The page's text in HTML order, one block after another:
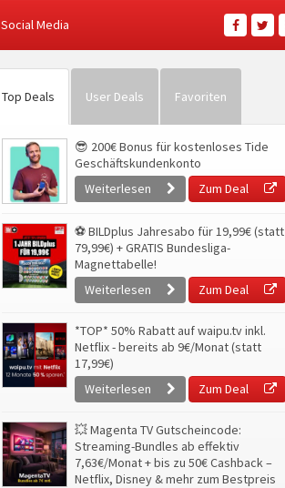
Social Media
Top Deals User Deals Favoriten
😎 200€ Bonus für kostenloses Tide
Geschäftskundenkonto
Weiterlesen
Zum Deal
⚽ BILDplus Jahresabo für 19,99€ (statt
79,99€) + GRATIS Bundesliga-
Magnettabelle!
Weiterlesen
Zum Deal
*TOP* 50% Rabatt auf waipu.tv inkl.
Netflix - bereits ab 9€/Monat (statt
17,99€)
Weiterlesen
Zum Deal
💥 Magenta TV Gutscheincode:
Streaming-Bundles ab effektiv
7,63€/Monat + bis zu 50€ Cashback –
Netflix, Disney & mehr zum Bestpreis